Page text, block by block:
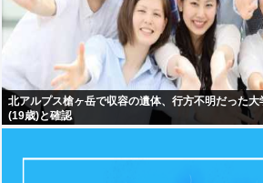
北アルプス槍ヶ岳で収容の遺体、行方不明だった
(19歳)と確認